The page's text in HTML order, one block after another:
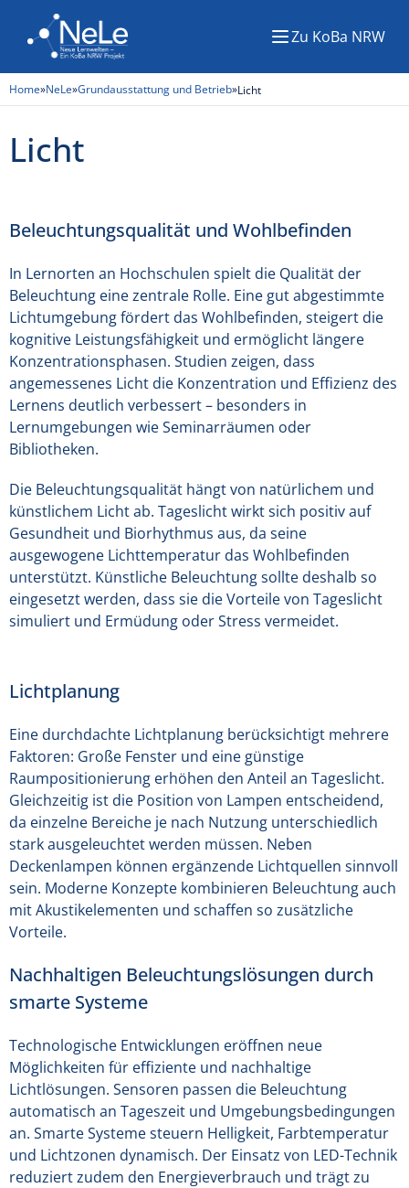
MenüZu KoBa NRW
Home»NeLe»Grundausstattung und Betrieb»Licht
Licht
Beleuchtungsqualität und Wohlbefinden
In Lernorten an Hochschulen spielt die Qualität der
Beleuchtung eine zentrale Rolle. Eine gut abgestimmte
Lichtumgebung fördert das Wohlbefinden, steigert die
kognitive Leistungsfähigkeit und ermöglicht längere
Konzentrationsphasen. Studien zeigen, dass
angemessenes Licht die Konzentration und Effizienz des
Lernens deutlich verbessert – besonders in
Lernumgebungen wie Seminarräumen oder
Bibliotheken.
Die Beleuchtungsqualität hängt von natürlichem und
künstlichem Licht ab. Tageslicht wirkt sich positiv auf
Gesundheit und Biorhythmus aus, da seine
ausgewogene Lichttemperatur das Wohlbefinden
unterstützt. Künstliche Beleuchtung sollte deshalb so
eingesetzt werden, dass sie die Vorteile von Tageslicht
simuliert und Ermüdung oder Stress vermeidet.
Lichtplanung
Eine durchdachte Lichtplanung berücksichtigt mehrere
Faktoren: Große Fenster und eine günstige
Raumpositionierung erhöhen den Anteil an Tageslicht.
Gleichzeitig ist die Position von Lampen entscheidend,
da einzelne Bereiche je nach Nutzung unterschiedlich
stark ausgeleuchtet werden müssen. Neben
Deckenlampen können ergänzende Lichtquellen sinnvoll
sein. Moderne Konzepte kombinieren Beleuchtung auch
mit Akustikelementen und schaffen so zusätzliche
Vorteile.
Nachhaltigen Beleuchtungslösungen durch
smarte Systeme
Technologische Entwicklungen eröffnen neue
Möglichkeiten für effiziente und nachhaltige
Lichtlösungen. Sensoren passen die Beleuchtung
automatisch an Tageszeit und Umgebungsbedingungen
an. Smarte Systeme steuern Helligkeit, Farbtemperatur
und Lichtzonen dynamisch. Der Einsatz von LED-Technik
reduziert zudem den Energieverbrauch und trägt zu